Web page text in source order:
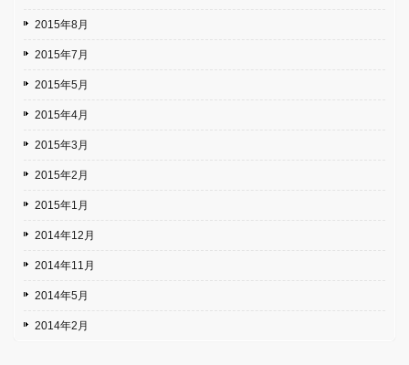
2015年8月
2015年7月
2015年5月
2015年4月
2015年3月
2015年2月
2015年1月
2014年12月
2014年11月
2014年5月
2014年2月